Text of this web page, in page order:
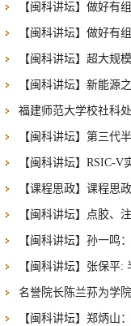
【闽科讲坛】做好有
【闽科讲坛】做好有
【闽科讲坛】超大规
【闽科讲坛】新能源
福建师范大学校社科
【闽科讲坛】第三代
【闽科讲坛】RSIC-
【课程思政】课程
【闽科讲坛】点胶、
【闽科讲坛】孙一鸣
【闽科讲坛】张保平
名誉院长陈兰荪为学
【闽科讲坛】郑炳山